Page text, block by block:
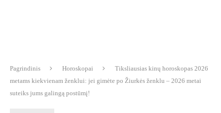
Pagrindinis Horoskopai
Tiksliausias kinų horoskopas 2026
metams kiekvienam ženklui: jei gimėte po Žiurkės ženklu – 2026 metai
suteiks jums galingą postūmį!